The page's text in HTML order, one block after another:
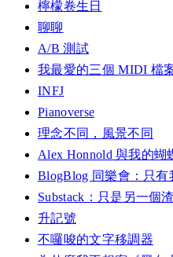
檸檬卷生日
聊聊
A/B 測試
我最愛的三個 MIDI 檔
INFJ
Pianoverse
理念不同，風景不同
Alex Honnold 與我的蝴
BlogBlog 同樂會：只有
Substack：只是另一個
升記號
不囉唆的文字移調器